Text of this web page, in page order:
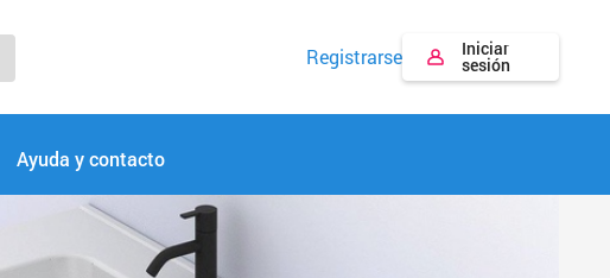
Registrarse Iniciar
sesión
Ayuda y contacto